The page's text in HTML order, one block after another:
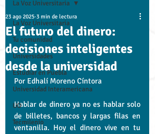
La Voz Universitaria
Tu comunidad
Universidades
Estudiar en Puebla
Universidad Interamericana
UO
Tecmilenio
La Voz Universitaria
El futuro del dinero:
decisiones inteligentes
desde la universidad
23 ago 2025 3 min de lectura
Por Edhalí Moreno Cíntora
Hablar de dinero ya no es hablar solo
de billetes, bancos y largas filas en
ventanilla. Hoy el dinero vive en tu